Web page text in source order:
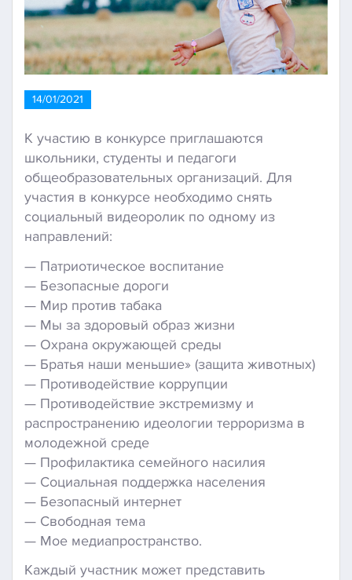
14/01/2021
К участию в конкурсе приглашаются
школьники, студенты и педагоги
общеобразовательных организаций. Для
участия в конкурсе необходимо снять
социальный видеоролик по одному из
направлений:
— Патриотическое воспитание
— Безопасные дороги
— Мир против табака
— Мы за здоровый образ жизни
— Охрана окружающей среды
— Братья наши меньшие» (защита животных)
— Противодействие коррупции
— Противодействие экстремизму и
распространению идеологии терроризма в
молодежной среде
— Профилактика семейного насилия
— Социальная поддержка населения
— Безопасный интернет
— Свободная тема
— Мое медиапространство.
Каждый участник может представить